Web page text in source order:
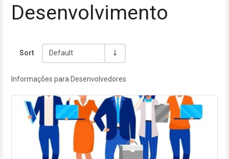
Desenvolvimento
Sort Default
Informações para Desenvolvedores